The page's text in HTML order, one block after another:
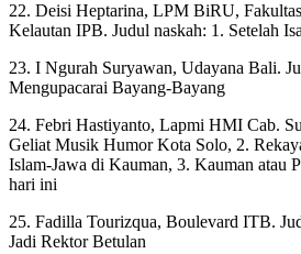
22. Deisi Heptarina, LPM BiRU,
Kelautan IPB. Judul naskah: 1. Setelah
23. I Ngurah Suryawan, Udayana Bali.
Mengupacarai Bayang-Bayang
24. Febri Hastiyanto, Lapmi HMI Cab.
Geliat Musik Humor Kota Solo, 2.
Islam-Jawa di Kauman, 3. Kauman atau
hari ini
25. Fadilla Tourizqua, Boulevard ITB.
Jadi Rektor Betulan